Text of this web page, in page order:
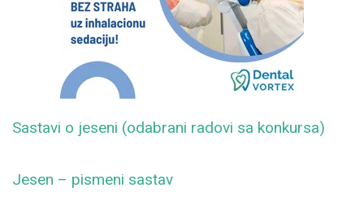
Sastavi o jeseni (odabrani radovi sa konkursa)
Jesen – pismeni sastav